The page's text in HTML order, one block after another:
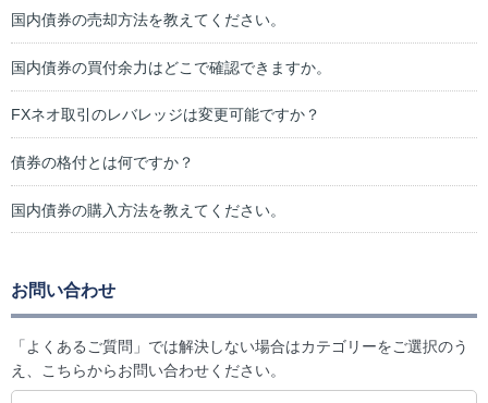
国内債券の売却方法を教えてください。
国内債券の買付余力はどこで確認できますか。
FXネオ取引のレバレッジは変更可能ですか？
債券の格付とは何ですか？
国内債券の購入方法を教えてください。
お問い合わせ
「よくあるご質問」では解決しない場合はカテゴリーをご選択のう
え、こちらからお問い合わせください。